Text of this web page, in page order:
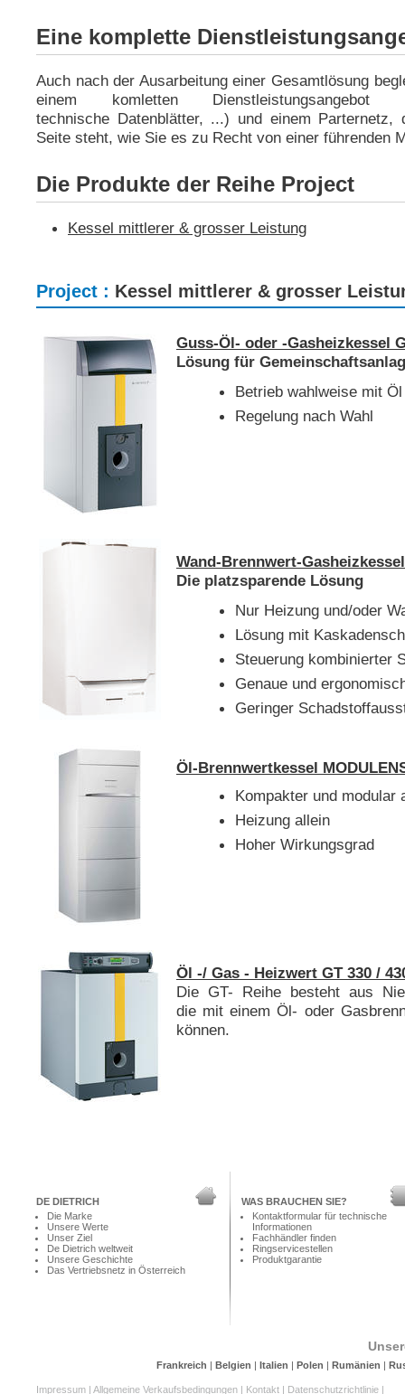
Eine komplette
Auch nach der Ausarbeitung einer Gesamtlösung
einem komletten Dienstleistungsangebot
technische Datenblätter, ...) und einem
Seite steht, wie Sie es zu Recht von einer führenden
Die Produkte der Reihe Project
Kessel mittlerer & grosser Leistung
Project : Kessel mittlerer & grosser
Guss-Öl- oder -Gasheizkessel
Lösung für
Betrieb wahlweise mit
Regelung nach Wahl
Wand-Brennwert-
Die platzsparende Lösung
Nur Heizung und/oder
Lösung mit
Steuerung kombinierter
Genaue und
Geringer
Öl-Brennwertkessel
Kompakter und modular
Heizung allein
Hoher Wirkungsgrad
Öl -/ Gas - Heizwert GT 330 /
Die GT- Reihe besteht aus
die mit einem Öl- oder
können.
DE DIETRICH
Die Marke
Unsere Werte
Unser Ziel
De Dietrich weltweit
Unsere Geschichte
Das Vertriebsnetz in Österreich
WAS BRAUCHEN SIE?
Kontaktformular für technische
Informationen
Fachhändler finden
Ringservicestellen
Produktgarantie
Frankreich | Belgien | Italien | Polen | Rumänien |
Impressum | Allgemeine Verkaufsbedingungen | Kontakt | Datenschutzrichtlinie |